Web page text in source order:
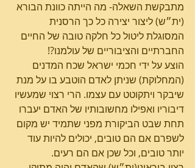
מתבקשת השאלה- מה הייתה כוונת הבורא
(ית״ש) ליצור יצירה כל כך הרסנית
המסוגלת ליטול כל חלקה טובה של החיים
החברתיים והציבוריים של עולמנו?!
הוצע על ידי חכמי ישראל שכח המדנים
(המחלוקת) שניתן לאדם הוטבע בו על מנת
שיבקר ויתקוטט עם עצמו. הרי רצוי שמעשיו
דיבוריו ואפילו מחשובותיו של האדם יעברו
תחת שבט הביקורת מפני שתמיד יש מקום
לשפרם אם הם טובים, יכולים להיות עוד
יותר טובים, וכל שכן אם הם רעים.